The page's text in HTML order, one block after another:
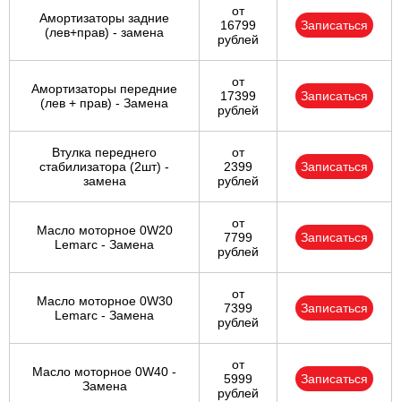
Амортизаторы задние
(лев+прав) - замена
от
16799
рублей
Записаться
Амортизаторы передние
(лев + прав) - Замена
от
17399
рублей
Записаться
Втулка переднего
стабилизатора (2шт) -
замена
от
2399
рублей
Записаться
Масло моторное 0W20
Lemarc - Замена
от
7799
рублей
Записаться
Масло моторное 0W30
Lemarc - Замена
от
7399
рублей
Записаться
Масло моторное 0W40 -
Замена
от
5999
рублей
Записаться